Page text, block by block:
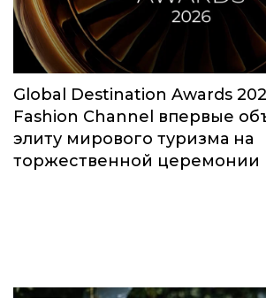
Global Destination Awards
Fashion Channel впервые
элиту мирового туризма на
торжественной церемонии